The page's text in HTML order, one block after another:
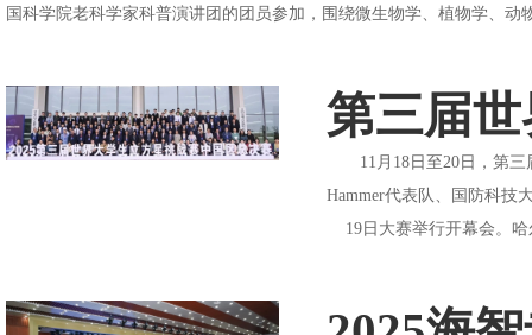
国科学院老科学家科普演讲团的团员参加，围绕微生物学、植物学、动
第三届
11月18日至20日，第三
Hammer代表队、国防科技
19日大赛举行开幕会。